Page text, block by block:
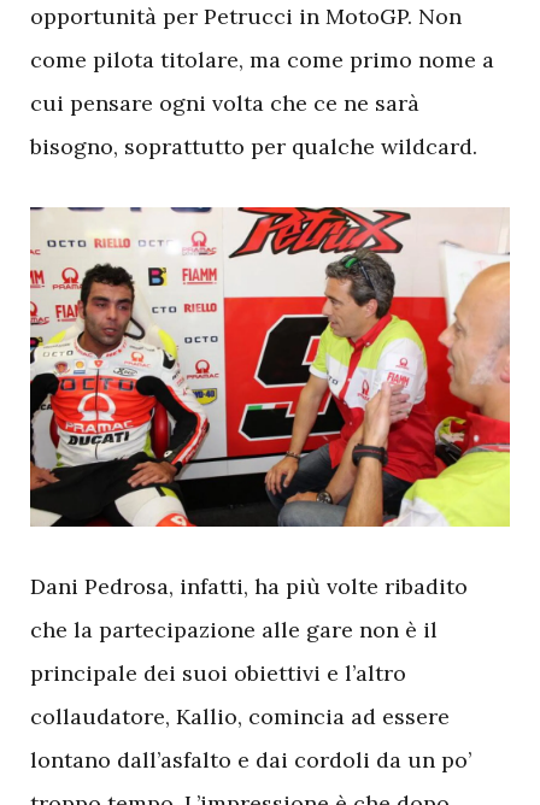
opportunità per Petrucci in MotoGP. Non
come pilota titolare, ma come primo nome a
cui pensare ogni volta che ce ne sarà
bisogno, soprattutto per qualche wildcard.
Dani Pedrosa, infatti, ha più volte ribadito
che la partecipazione alle gare non è il
principale dei suoi obiettivi e l’altro
collaudatore, Kallio, comincia ad essere
lontano dall’asfalto e dai cordoli da un po’